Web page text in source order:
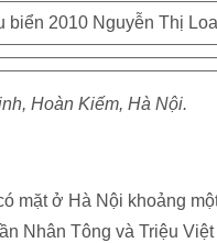
biển 2010 Nguyễn Thị
Hoàn Kiếm, Hà Nội.
mặt ở Hà Nội khoảng
Nhân Tông và Triệu